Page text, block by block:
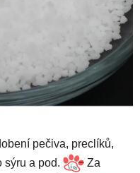
pečiva, preclíků,
sýru a pod.
Za